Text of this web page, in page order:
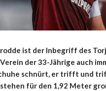
ist der Inbegriff des
der 33-Jährige auch
schnürt, er trifft und
für den 1,92 Meter